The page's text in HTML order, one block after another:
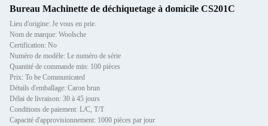
Bureau Machinette de déchiquetage à domicile CS201C
Lieu d'origine: Je vous en prie.
Nom de marque: Woolsche
Certification: No
Numéro de modèle: Le numéro de série
Quantité de commande min: 100 pièces
Prix: To be Communicated
Détails d'emballage: Caron brun
Délai de livraison: 30 à 45 jours
Conditions de paiement: L/C, T/T
Capacité d'approvisionnement: 1000 pièces par jour